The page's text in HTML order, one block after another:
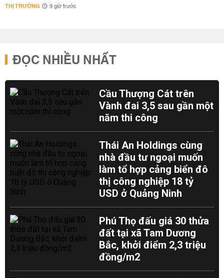
THỊ TRƯỜNG 9 giờ trước
ĐỌC NHIỀU NHẤT
Cầu Thượng Cát trên
Vành đai 3,5 sau gần một
năm thi công
Thái An Holdings cùng
nhà đầu tư ngoại muốn
làm tổ hợp cảng biển đô
thị công nghiệp 18 tỷ
USD ở Quảng Ninh
Phú Thọ đấu giá 30 thửa
đất tại xã Tam Dương
Bắc, khởi điểm 2,3 triệu
đồng/m2